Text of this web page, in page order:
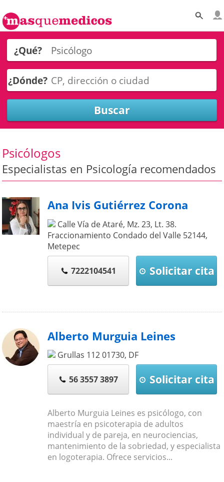
¿Qué?
¿Dónde?
Psicólogos
Especialistas en Psicología recomendados
Ana Ivis Gutiérrez Corona
Calle Vía de Ataré, Mz. 23, Lt. 38.
Fraccionamiento Condado del Valle 52144,
Metepec
7222104541 Solicitar cita
Alberto Murguia Leines
Grullas 112 01730, DF
56 3557 3897 Solicitar cita
Alberto Murguia Leines es psicólogo, con
maestría en psicoterapia de adultos
individual y de pareja, en neurociencias,
mantenimiento de la sobriedad, y especialista
en logoterapia. Ofrece servicios...